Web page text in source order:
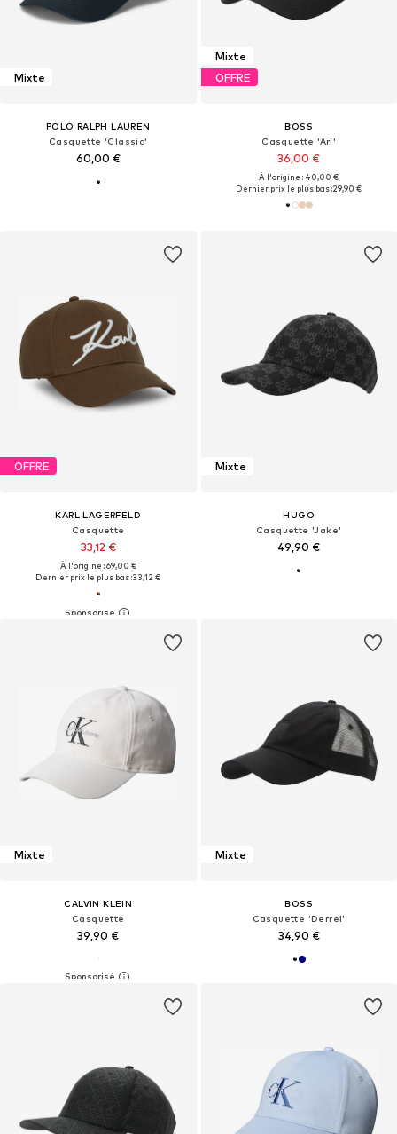
Mixte
POLO RALPH LAUREN
Casquette 'Classic'
60,00 €
Mixte
OFFRE
BOSS
Casquette 'Ari'
36,00 €
À l'origine : 40,00 €
Dernier prix le plus bas :29,90 €
OFFRE
KARL LAGERFELD
Casquette
33,12 €
À l'origine : 69,00 €
Dernier prix le plus bas :33,12 €
Mixte
HUGO
Casquette 'Jake'
49,90 €
Mixte
CALVIN KLEIN
Casquette
39,90 €
Mixte
BOSS
Casquette 'Derrel'
34,90 €